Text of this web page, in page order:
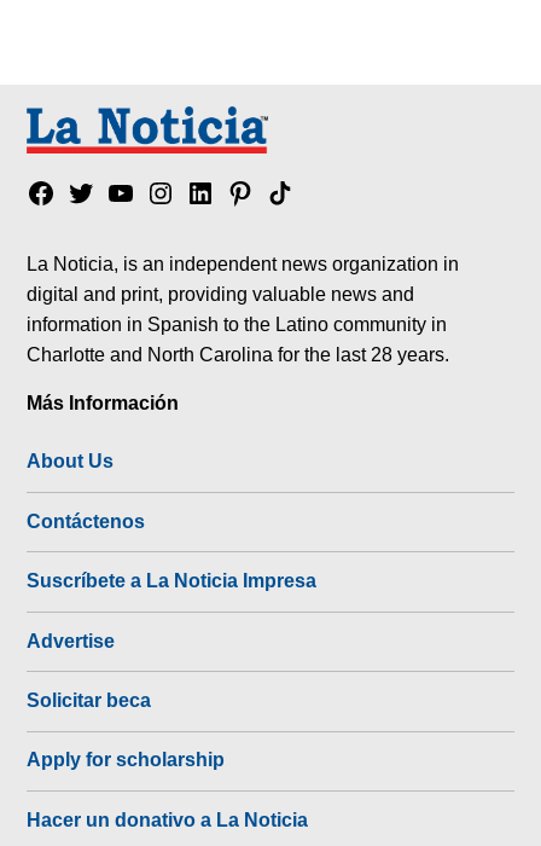
Facebook
TwitterYouTubeInstagram
LinkedinPinterest
Tik
La Noticia, is an independent news organization in
digital and print, providing valuable news and
information in Spanish to the Latino community in
Charlotte and North Carolina for the last 28 years.
Más Información
About Us
Contáctenos
Suscríbete a La Noticia Impresa
Advertise
Solicitar beca
Apply for scholarship
Hacer un donativo a La Noticia